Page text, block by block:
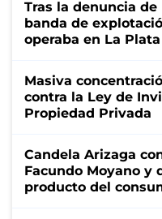
Tras la denuncia
banda de
operaba en La
Masiva
contra la Ley de
Propiedad Privada
Candela Arizaga
Facundo Moyano y
producto del